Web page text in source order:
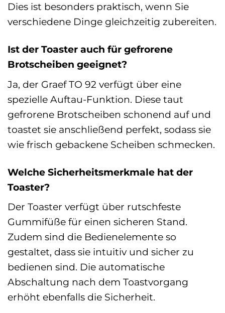
Dies ist besonders praktisch, wenn Sie
verschiedene Dinge gleichzeitig zubereiten.
Ist der Toaster auch für gefrorene
Brotscheiben geeignet?
Ja, der Graef TO 92 verfügt über eine
spezielle Auftau-Funktion. Diese taut
gefrorene Brotscheiben schonend auf und
toastet sie anschließend perfekt, sodass sie
wie frisch gebackene Scheiben schmecken.
Welche Sicherheitsmerkmale hat der
Toaster?
Der Toaster verfügt über rutschfeste
Gummifüße für einen sicheren Stand.
Zudem sind die Bedienelemente so
gestaltet, dass sie intuitiv und sicher zu
bedienen sind. Die automatische
Abschaltung nach dem Toastvorgang
erhöht ebenfalls die Sicherheit.